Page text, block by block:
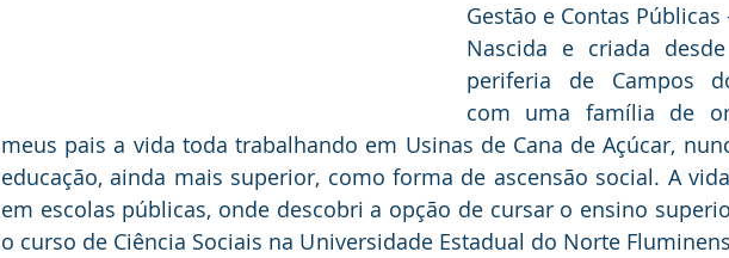
Gestão e Contas Públicas
Nascida e criada
periferia de Campos
com uma família de
meus pais a vida toda trabalhando em Usinas de Cana de Açúcar,
educação, ainda mais superior, como forma de ascensão social. A
em escolas públicas, onde descobri a opção de cursar o ensino
o curso de Ciência Sociais na Universidade Estadual do Norte